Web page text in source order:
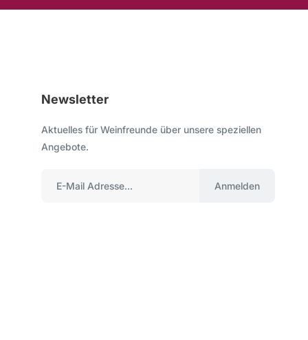
Newsletter
Aktuelles für Weinfreunde über unsere speziellen
Angebote.
Anmelden